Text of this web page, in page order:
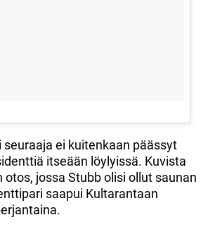
seuraaja ei kuitenkaan päässyt
itseään löylyissä. Kuvista
jossa Stubb olisi ollut saunan
saapui Kultarantaan